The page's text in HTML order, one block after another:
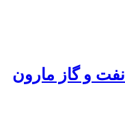
و گاز مارون